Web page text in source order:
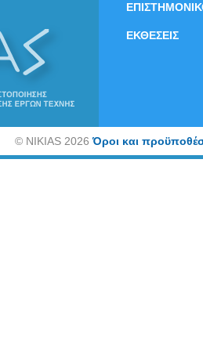
ΕΚΘΕΣΕΙΣ
©NIKIAS 2026Όροι και